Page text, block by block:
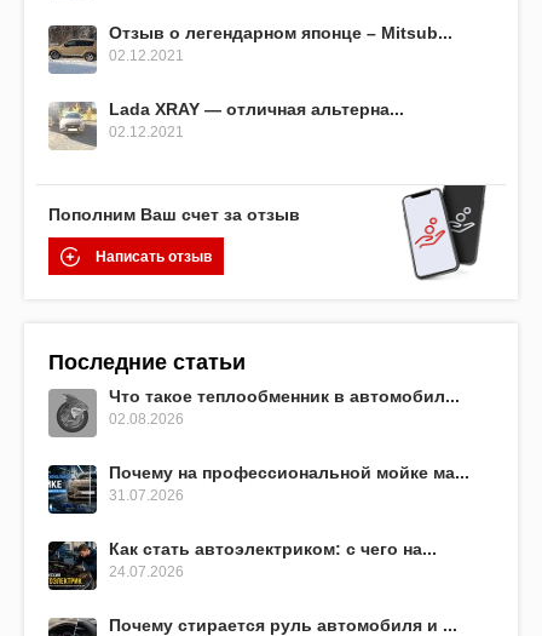
Отзыв о легендарном японце – Mitsub...
02.12.2021
Lada XRAY — отличная альтерна...
02.12.2021
Пополним Ваш счет за отзыв
Написать отзыв
Последние статьи
Что такое теплообменник в автомобил...
02.08.2026
Почему на профессиональной мойке ма...
31.07.2026
Как стать автоэлектриком: с чего на...
24.07.2026
Почему стирается руль автомобиля и ...